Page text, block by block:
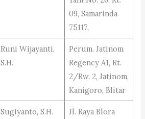
09, Samarinda
75117,
Runi Wijayanti,
S.H.
Perum. Jatinom
Regency A1, Rt.
2/Rw. 2, Jatinom,
Kanigoro, Blitar
Sugiyanto, S.H.
Jl. Raya Blora